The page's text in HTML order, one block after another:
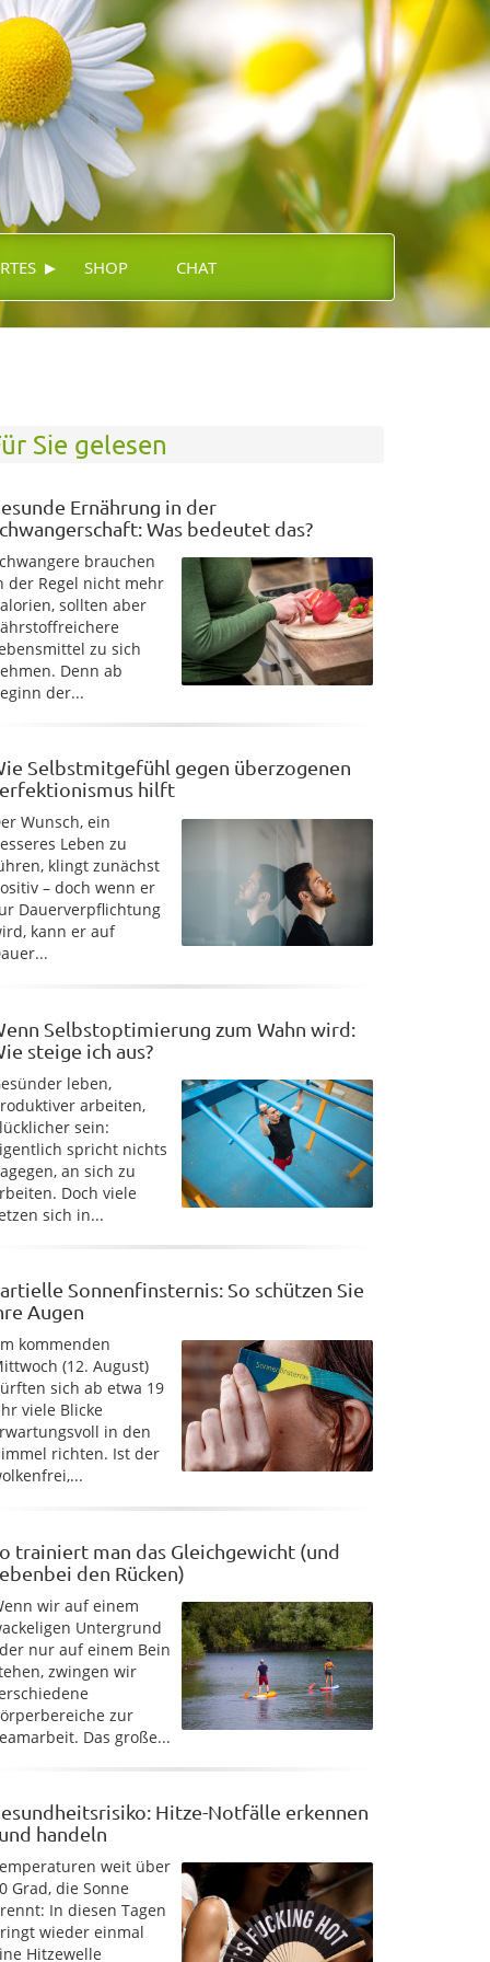
▸ SHOP CHAT
Sie gelesen
Ernährung in der
Was bedeutet das?
brauchen
der Regel nicht mehr
sollten aber
zu sich
Denn ab
der...
Selbstmitgefühl gegen überzogenen
hilft
Wunsch, ein
Leben zu
klingt zunächst
– doch wenn er
Dauerverpflichtung
kann er auf
Selbstoptimierung zum Wahn wird:
steige ich aus?
leben,
arbeiten,
sein:
spricht nichts
an sich zu
Doch viele
sich in...
Sonnenfinsternis: So schützen Sie
Augen
kommenden
(12. August)
sich ab etwa 19
viele Blicke
in den
richten. Ist der
trainiert man das Gleichgewicht (und
den Rücken)
wir auf einem
Untergrund
nur auf einem Bein
zwingen wir
zur
Das große...
Hitze-Notfälle erkennen
handeln
weit über
Grad, die Sonne
In diesen Tagen
wieder einmal
Hitzewelle